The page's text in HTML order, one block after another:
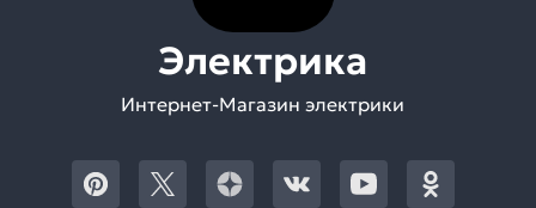
Электрика
Интернет-Магазин электрики